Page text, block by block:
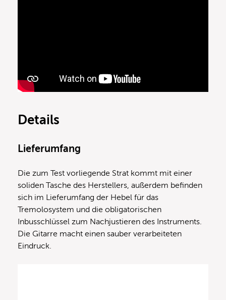
Details
Lieferumfang
Die zum Test vorliegende Strat kommt mit einer
soliden Tasche des Herstellers, außerdem befinden
sich im Lieferumfang der Hebel für das
Tremolosystem und die obligatorischen
Inbusschlüssel zum Nachjustieren des Instruments.
Die Gitarre macht einen sauber verarbeiteten
Eindruck.